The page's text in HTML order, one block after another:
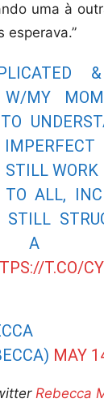
uma à
esperava.”
W/MY
WORK
TO ALL,
STILL
A
T.CO/
MAY
Rebecca